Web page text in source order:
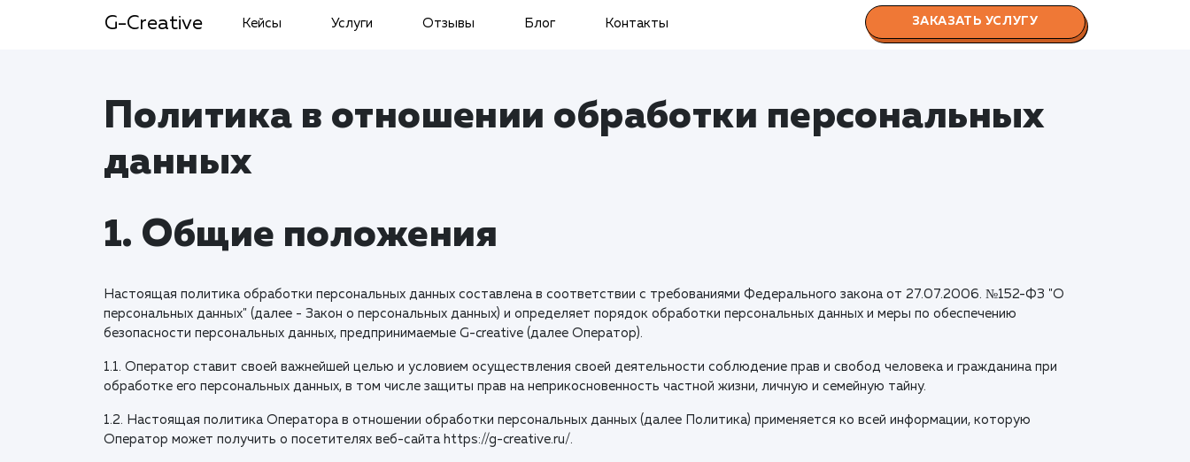
G-Creative Кейсы Услуги Отзывы Блог Контакты ЗАКАЗАТЬ УСЛУГУ
Политика в отношении обработки персональных
данных
1. Общие положения
Настоящая политика обработки персональных данных составлена в соответствии с требованиями Федерального закона от 27.07.2006. №152-ФЗ "О
персональных данных" (далее - Закон о персональных данных) и определяет порядок обработки персональных данных и меры по обеспечению
безопасности персональных данных, предпринимаемые G-creative (далее Оператор).
1.1. Оператор ставит своей важнейшей целью и условием осуществления своей деятельности соблюдение прав и свобод человека и гражданина при
обработке его персональных данных, в том числе защиты прав на неприкосновенность частной жизни, личную и семейную тайну.
1.2. Настоящая политика Оператора в отношении обработки персональных данных (далее Политика) применяется ко всей информации, которую
Оператор может получить о посетителях веб-сайта https://g-creative.ru/.